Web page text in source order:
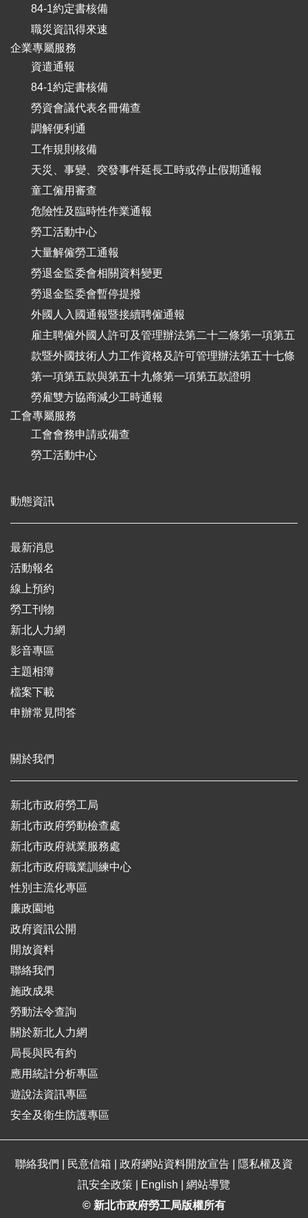
84-1約定書核備
職災資訊得來速
企業專屬服務
資遣通報
84-1約定書核備
勞資會議代表名冊備查
調解便利通
工作規則核備
天災、事變、突發事件延長工時或停止假期通報
童工僱用審查
危險性及臨時性作業通報
勞工活動中心
大量解僱勞工通報
勞退金監委會相關資料變更
勞退金監委會暫停提撥
外國人入國通報暨接續聘僱通報
雇主聘僱外國人許可及管理辦法第二十二條第一項第五
款暨外國技術人力工作資格及許可管理辦法第五十七條
第一項第五款與第五十九條第一項第五款證明
勞雇雙方協商減少工時通報
工會專屬服務
工會會務申請或備查
勞工活動中心
動態資訊
最新消息
活動報名
線上預約
勞工刊物
新北人力網
影音專區
主題相簿
檔案下載
申辦常見問答
關於我們
新北市政府勞工局
新北市政府勞動檢查處
新北市政府就業服務處
新北市政府職業訓練中心
性別主流化專區
廉政園地
政府資訊公開
開放資料
聯絡我們
施政成果
勞動法令查詢
關於新北人力網
局長與民有約
應用統計分析專區
遊說法資訊專區
安全及衛生防護專區
聯絡我們 民意信箱 政府網站資料開放宣告
隱私權及資
訊安全政策
English
網站導覽
© 新北市政府勞工局版權所有